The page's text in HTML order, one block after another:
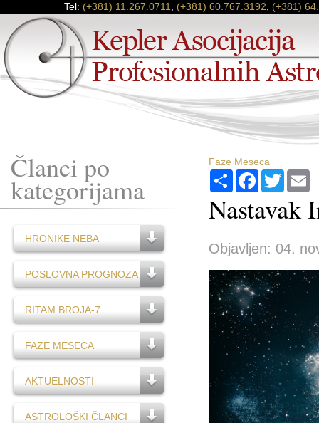
Tel: (+381) 11.267.0711 (+381) 60.767.3192 (+381)
Članci po
kategorijama
HRONIKE NEBA
POSLOVNA PROGNOZA
RITAM BROJA-7
FAZE MESECA
AKTUELNOSTI
ASTROLOŠKI ČLANCI
Faze Meseca
PodijeliFacebook
Twitter
Nastavak
Objavljen: 04.